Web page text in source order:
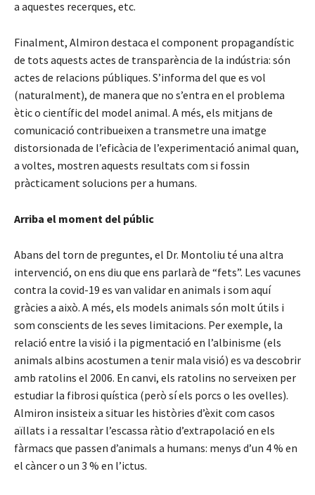
a aquestes recerques, etc.
Finalment, Almiron destaca el component propagandístic
de tots aquests actes de transparència de la indústria: són
actes de relacions públiques. S’informa del que es vol
(naturalment), de manera que no s’entra en el problema
ètic o científic del model animal. A més, els mitjans de
comunicació contribueixen a transmetre una imatge
distorsionada de l’eficàcia de l’experimentació animal quan,
a voltes, mostren aquests resultats com si fossin
pràcticament solucions per a humans.
Arriba el moment del públic
Abans del torn de preguntes, el Dr. Montoliu té una altra
intervenció, on ens diu que ens parlarà de “fets”. Les vacunes
contra la covid-19 es van validar en animals i som aquí
gràcies a això. A més, els models animals són molt útils i
som conscients de les seves limitacions. Per exemple, la
relació entre la visió i la pigmentació en l’albinisme (els
animals albins acostumen a tenir mala visió) es va descobrir
amb ratolins el 2006. En canvi, els ratolins no serveixen per
estudiar la fibrosi quística (però sí els porcs o les ovelles).
Almiron insisteix a situar les històries d’èxit com casos
aïllats i a ressaltar l’escassa ràtio d’extrapolació en els
fàrmacs que passen d’animals a humans: menys d’un 4 % en
el càncer o un 3 % en l’ictus.